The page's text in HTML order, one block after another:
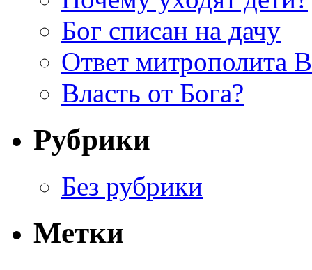
Бог списан на дачу
Ответ митрополита
Власть от Бога?
Рубрики
Без рубрики
Метки